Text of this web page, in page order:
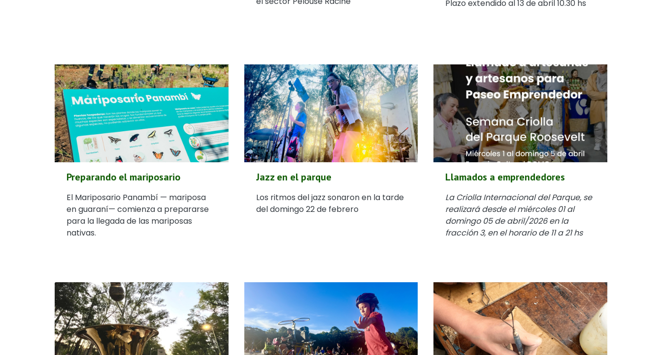
Plazo extendido al 13 de abril 10.30 hs
Preparando el mariposario
El Mariposario Panambí — mariposa
en guaraní— comienza a prepararse
para la llegada de las mariposas
nativas.
Jazz en el parque
Los ritmos del jazz sonaron en la tarde
del domingo 22 de febrero
Llamados a emprendedores
La Criolla Internacional del Parque, se
realizará desde el miércoles 01 al
domingo 05 de abril/2026 en la
fracción 3, en el horario de 11 a 21 hs